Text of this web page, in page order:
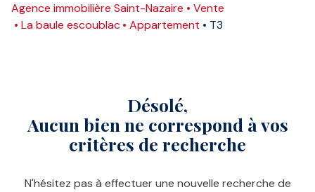
Vente
PROFESSIONNEL
professionnel
E-MAIL
Agence immobilière Saint-Nazaire
Vente
La baule escoublac
Appartement T3
Désolé,
Aucun bien ne correspond à vos
critères de recherche
N'hésitez pas à effectuer une nouvelle recherche de